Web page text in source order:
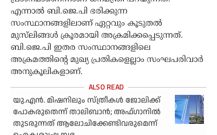
എന്നാല്‍ ബി.ജെ.പി ഭരിക്കുന്ന
സംസ്ഥാനങ്ങളിലാണ് ഏറ്റവും കൂടുതല്‍
മുസ്‌ലിങ്ങള്‍ ക്രൂരമായി അക്രമിക്കപ്പെടുന്നത്.
ബി.ജെ.പി ഇതര സംസ്ഥാനങ്ങളിലെ
അക്രമത്തിന്റെ മുഖ്യ പ്രതികളെല്ലാം സംഘപരിവാര്‍
അനുകൂലികളാണ്.
യു.എന്‍. മിഷനിലും സ്ത്രീകള്‍ ജോലിക്ക്
പോകരുതെന്ന് താലിബാന്‍; അഫ്ഗാനില്‍
തുടരുന്നത് ആലോചിക്കേണ്ടിവരുമെന്ന്